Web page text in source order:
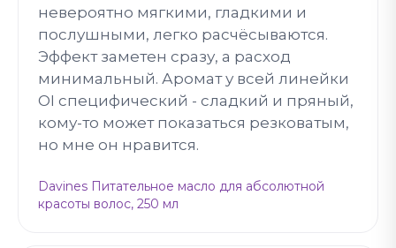
невероятно мягкими, гладкими и
послушными, легко расчёсываются.
Эффект заметен сразу, а расход
минимальный. Аромат у всей линейки
OI специфический - сладкий и пряный,
кому-то может показаться резковатым,
но мне он нравится.
Davines Питательное масло для абсолютной
красоты волос, 250 мл